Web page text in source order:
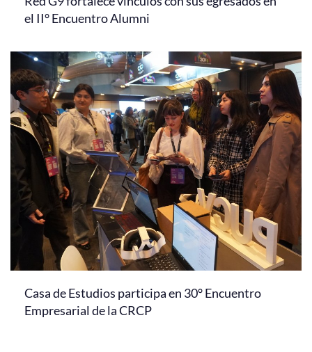
el II° Encuentro Alumni
Casa de Estudios participa en 30° Encuentro
Empresarial de la CRCP